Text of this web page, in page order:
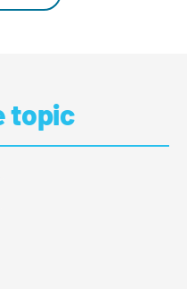
topic